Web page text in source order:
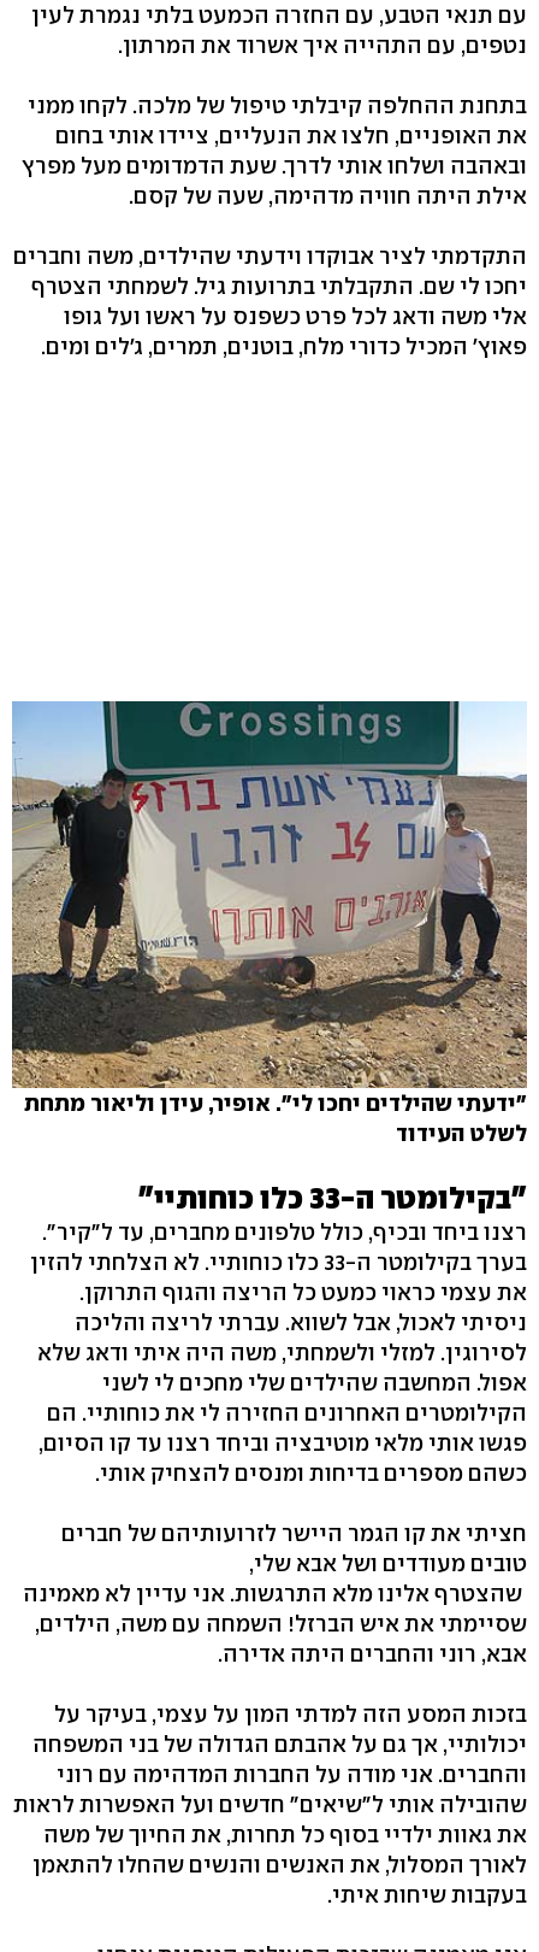
עם תנאי הטבע, עם החזרה הכמעט בלתי נגמרת לעין
נטפים, עם התהייה איך אשרוד את המרתון.
בתחנת ההחלפה קיבלתי טיפול של מלכה. לקחו ממני
את האופניים, חלצו את הנעליים, ציידו אותי בחום
ובאהבה ושלחו אותי לדרך. שעת הדמדומים מעל מפרץ
אילת היתה חוויה מדהימה, שעה של קסם.
התקדמתי לציר אבוקדו וידעתי שהילדים, משה וחברים
יחכו לי שם. התקבלתי בתרועות גיל. לשמחתי הצטרף
אלי משה ודאג לכל פרט כשפנס על ראשו ועל גופו
פאוץ' המכיל כדורי מלח, בוטנים, תמרים, ג'לים ומים.
"ידעתי שהילדים יחכו לי". אופיר, עידן וליאור מתחת
לשלט העידוד
"בקילומטר ה-33 כלו כוחותיי"
רצנו ביחד ובכיף, כולל טלפונים מחברים, עד ל"קיר".
בערך בקילומטר ה-33 כלו כוחותיי. לא הצלחתי להזין
את עצמי כראוי כמעט כל הריצה והגוף התרוקן.
ניסיתי לאכול, אבל לשווא. עברתי לריצה והליכה
לסירוגין. למזלי ולשמחתי, משה היה איתי ודאג שלא
אפול. המחשבה שהילדים שלי מחכים לי לשני
הקילומטרים האחרונים החזירה לי את כוחותיי. הם
פגשו אותי מלאי מוטיבציה וביחד רצנו עד קו הסיום,
כשהם מספרים בדיחות ומנסים להצחיק אותי.
חציתי את קו הגמר היישר לזרועותיהם של חברים
טובים מעודדים ושל אבא שלי,
שהצטרף אלינו מלא התרגשות. אני עדיין לא מאמינה
שסיימתי את איש הברזל! השמחה עם משה, הילדים,
אבא, רוני והחברים היתה אדירה.
בזכות המסע הזה למדתי המון על עצמי, בעיקר על
יכולותיי, אך גם על אהבתם הגדולה של בני המשפחה
והחברים. אני מודה על החברות המדהימה עם רוני
שהובילה אותי ל"שיאים" חדשים ועל האפשרות לראות
את גאוות ילדיי בסוף כל תחרות, את החיוך של משה
לאורך המסלול, את האנשים והנשים שהחלו להתאמן
בעקבות שיחות איתי.